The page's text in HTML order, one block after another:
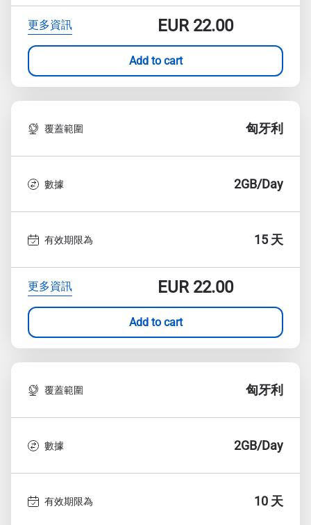
更多資訊 EUR22.00
Add to cart
覆蓋範圍 匈牙利
數據 2GB/Day
有效期限為 15 天
更多資訊 EUR22.00
Add to cart
覆蓋範圍 匈牙利
數據 2GB/Day
有效期限為 10 天